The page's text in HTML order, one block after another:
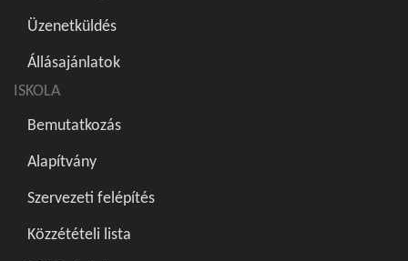
Üzenetküldés
Állásajánlatok
ISKOLA
Bemutatkozás
Alapítvány
Szervezeti felépítés
Közzétételi lista